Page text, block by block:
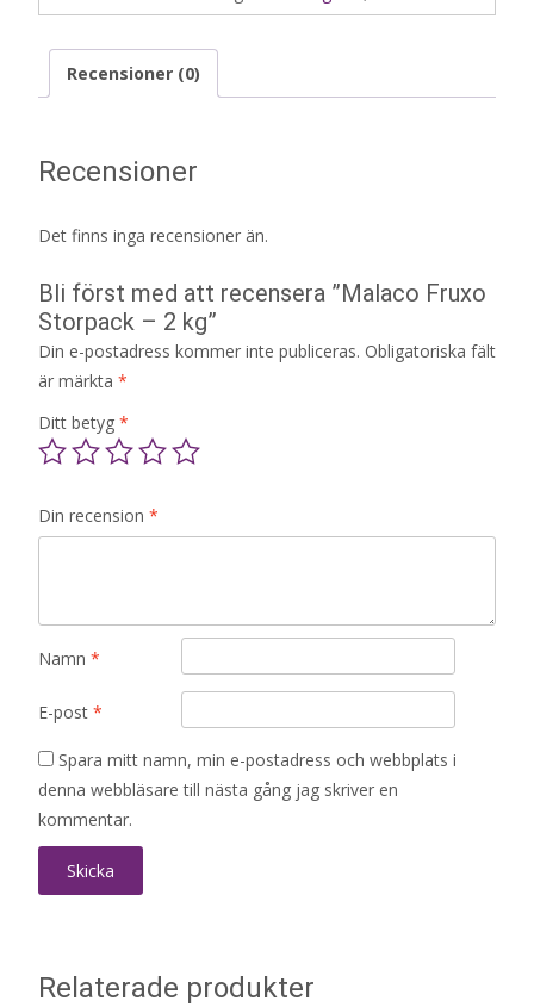
Recensioner (0)
Recensioner
Det finns inga recensioner än.
Bli först med att recensera ”Malaco Fruxo
Storpack – 2 kg”
Din e-postadress kommer inte publiceras. Obligatoriska fält
är märkta *
Ditt betyg *
Din recension *
Namn *
E-post *
Spara mitt namn, min e-postadress och webbplats i
denna webbläsare till nästa gång jag skriver en
kommentar.
Relaterade produkter